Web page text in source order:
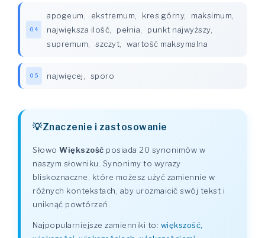
04
apogeum ekstremum kres górny, maksimum
największa ilość
pełnia punkt najwyższy,
supremum
szczyt wartość maksymalna
05 najwięcej sporo
Znaczenie i zastosowanie
Słowo Większość posiada 20 synonimów w
naszym słowniku. Synonimy to wyrazy
bliskoznaczne, które możesz użyć zamiennie w
różnych kontekstach, aby urozmaicić swój tekst i
uniknąć powtórzeń.
Najpopularniejsze zamienniki to: większość,